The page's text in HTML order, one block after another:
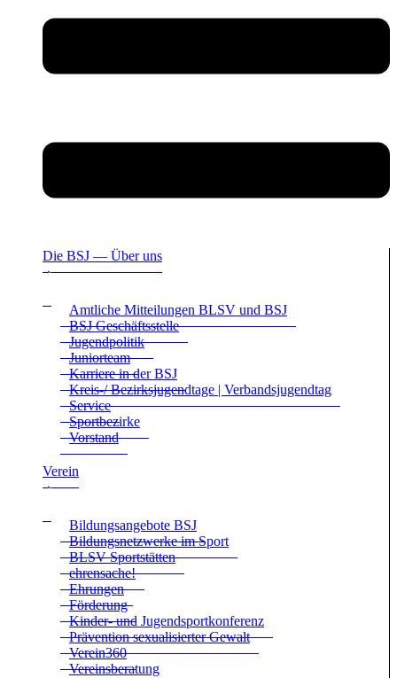
Die BSJ — Über uns
Amt­li­che Mit­tei­lun­gen BLSV und BSJ
BSJ Geschäfts­stelle
Jugend­po­li­tik
Juni­or­team
Kar­riere in der BSJ
Kreis-/ Bezirks­ju­gend­tage | Ver­bands­ju­gend­tag
Ser­vice
Sport­be­zirke
Vor­stand
Ver­ein
Bil­dungs­an­ge­bote BSJ
Bil­dungs­netz­werke im Sport
BLSV Sport­stät­ten
ehren­sa­che!
Ehrun­gen
För­de­rung
Kin­der- und Jugend­sport­kon­fe­renz
Prä­ven­tion sexua­li­sier­ter Gewalt
Verein360
Ver­eins­be­ra­tung